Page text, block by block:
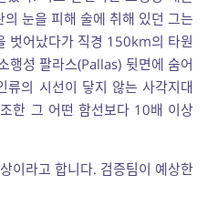
눈을 피해 술에 취해 있던 그는
벗어났다가 직경 150km의 타원
행성 팔라스(Pallas) 뒷면에 숨어
류의 시선이 닿지 않는 사각지대
한 그 어떤 함선보다 10배 이상
이라고 합니다. 검증팀이 예상한